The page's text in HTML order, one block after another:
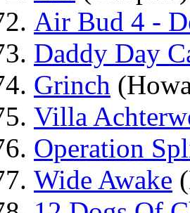
Air Bud 4 -
Daddy Day
Grinch
Villa
Operation
Wide Awake